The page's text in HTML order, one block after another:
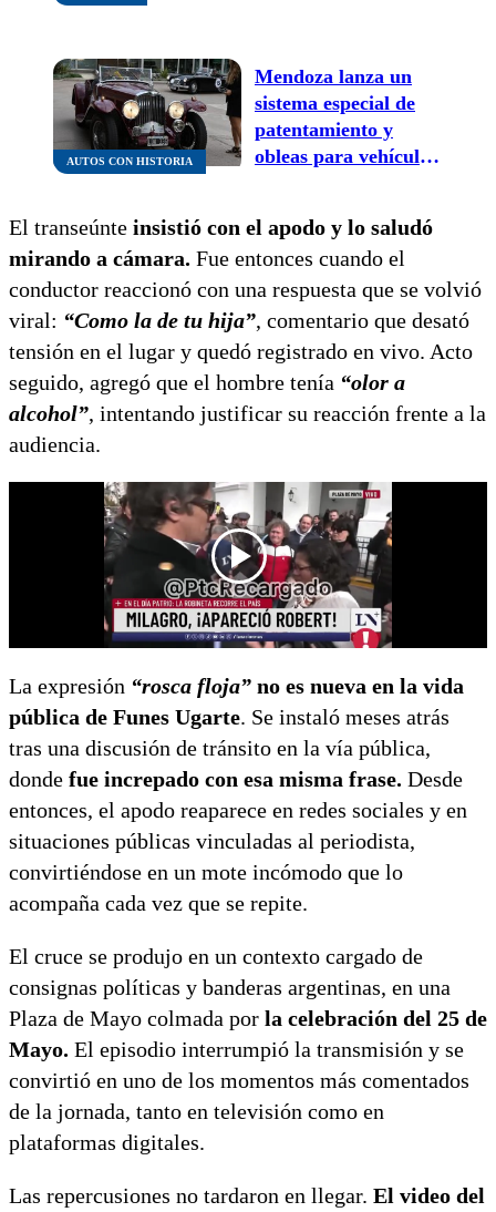
este mensaje
AUTOS CON HISTORIA
Mendoza lanza un
sistema especial de
patentamiento y
obleas para vehículos
El transeúnte insistió con el apodo y lo saludó
mirando a cámara. Fue entonces cuando el
conductor reaccionó con una respuesta que se volvió
viral: “Como la de tu hija”, comentario que desató
tensión en el lugar y quedó registrado en vivo. Acto
seguido, agregó que el hombre tenía “olor a
alcohol”, intentando justificar su reacción frente a la
audiencia.
La expresión “rosca floja” no es nueva en la vida
pública de Funes Ugarte. Se instaló meses atrás
tras una discusión de tránsito en la vía pública,
donde fue increpado con esa misma frase. Desde
entonces, el apodo reaparece en redes sociales y en
situaciones públicas vinculadas al periodista,
convirtiéndose en un mote incómodo que lo
acompaña cada vez que se repite.
El cruce se produjo en un contexto cargado de
consignas políticas y banderas argentinas, en una
Plaza de Mayo colmada por la celebración del 25 de
Mayo. El episodio interrumpió la transmisión y se
convirtió en uno de los momentos más comentados
de la jornada, tanto en televisión como en
plataformas digitales.
Las repercusiones no tardaron en llegar. El video del